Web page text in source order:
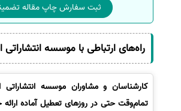
ثبت سفارش چاپ مقاله
راه‌های ارتباطی با موسسه انتشاراتی
کارشناسان و مشاوران موسسه
تمام‌وقت حتی در روزهای تعطیل آماده